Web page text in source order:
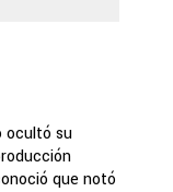
ocultó su
que notó